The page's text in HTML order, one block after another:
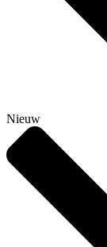
Nieuw